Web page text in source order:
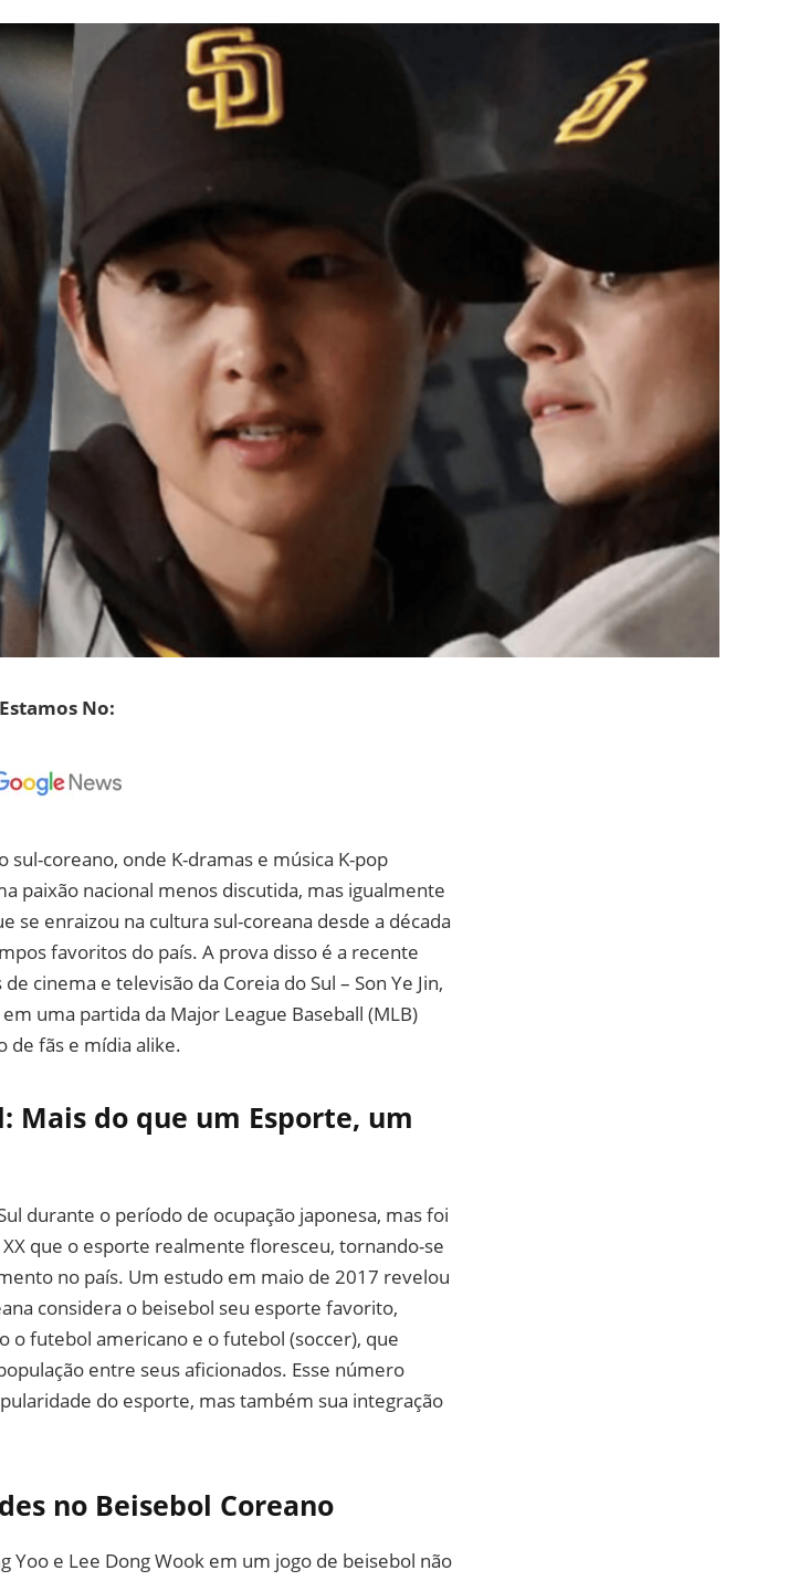
Estamos No:
coreano, onde K-dramas e música K-pop
paixão nacional menos discutida, mas igualmente
se enraizou na cultura sul-coreana desde a década
favoritos do país. A prova disso é a recente
cinema e televisão da Coreia do Sul – Son Ye Jin,
uma partida da Major League Baseball (MLB)
de fãs e mídia alike.
Mais do que um Esporte, um
durante o período de ocupação japonesa, mas foi
que o esporte realmente floresceu, tornando-se
no país. Um estudo em maio de 2017 revelou
considera o beisebol seu esporte favorito,
o futebol americano e o futebol (soccer), que
entre seus aficionados. Esse número
do esporte, mas também sua integração
no Beisebol Coreano
Yoo e Lee Dong Wook em um jogo de beisebol não